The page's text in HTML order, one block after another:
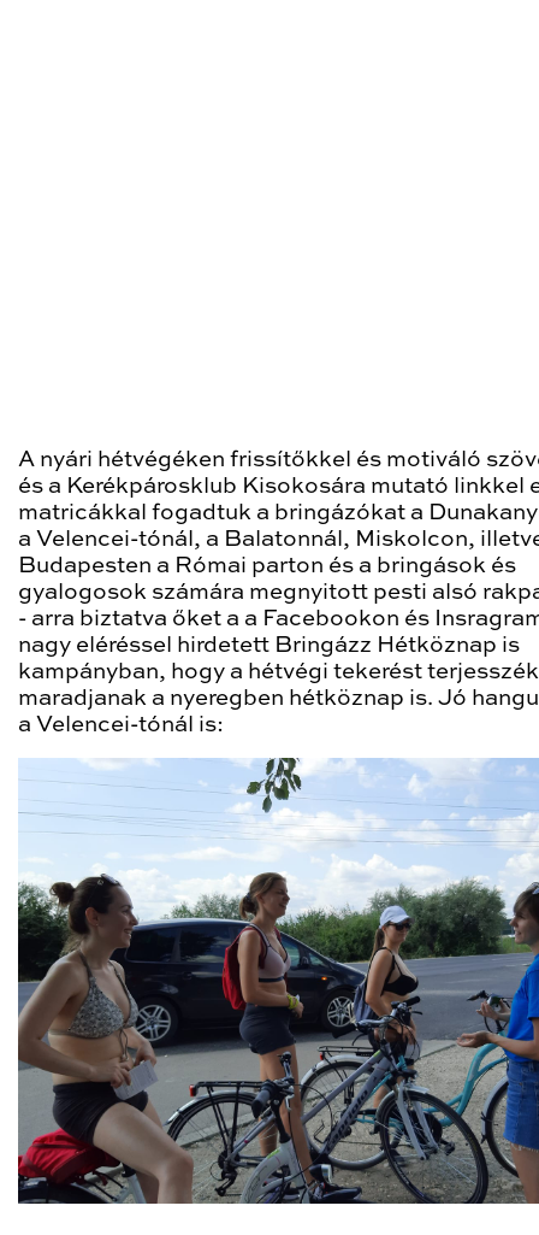
A nyári hétvégéken frissítőkkel és motiváló
és a Kerékpárosklub Kisokosára mutató linkkel
matricákkal fogadtuk a bringázókat a
a Velencei-tónál, a Balatonnál, Miskolcon,
Budapesten a Római parton és a bringások és
gyalogosok számára megnyitott pesti alsó
- arra biztatva őket a a Facebookon és
nagy eléréssel hirdetett Bringázz Hétköznap is
kampányban, hogy a hétvégi tekerést
maradjanak a nyeregben hétköznap is. Jó
a Velencei-tónál is: